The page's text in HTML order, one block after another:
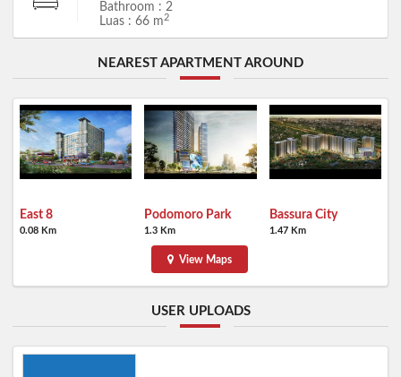
Bathroom : 2
Luas : 66 m 2
NEAREST APARTMENT AROUND
East 8
0.08 Km
Podomoro Park
1.3 Km
Bassura City
1.47 Km
View Maps
USER UPLOADS